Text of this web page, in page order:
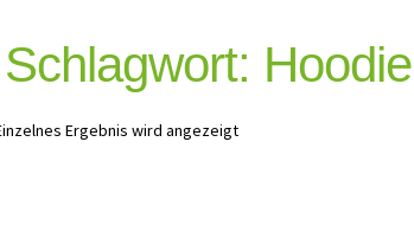
Schlagwort:
Ergebnis wird angezeigt